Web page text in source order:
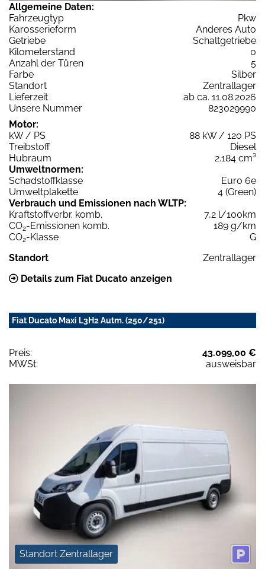
Allgemeine Daten:
Fahrzeugtyp
Pkw
Karosserieform
Anderes Auto
Getriebe
Schaltgetriebe
Kilometerstand
0
Anzahl der Türen
5
Farbe
Silber
Standort
Zentrallager
Lieferzeit
ab ca. 11.08.2026
Unsere Nummer
823029990
Motor:
kW / PS
88 kW / 120 PS
Treibstoff
Diesel
Hubraum
2.184 cm³
Umweltnormen:
Schadstoffklasse
Euro 6e
Umweltplakette
4 (Green)
Verbrauch und Emissionen nach WLTP:
Kraftstoffverbr. komb.
7,2 l/100km
CO2-Emissionen komb.
189 g/km
CO2-Klasse
G
Standort
Zentrallager
Details zum Fiat Ducato anzeigen
Fiat Ducato Maxi L3H2 Autm. (250/251)
Preis:
43.099,00 €
MWSt:
ausweisbar
Standort Zentrallager